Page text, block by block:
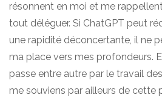
résonnent en moi et me
tout déléguer. Si ChatGPT peut
une rapidité déconcertante, il ne
ma place vers mes profondeurs.
passe entre autre par le travail
me souviens par ailleurs de cette